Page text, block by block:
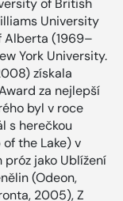
of British
University
Alberta (1969–
York University.
získala
za nejlepší
byl v roce
s herečkou
the Lake) v
jako Ublížení
(Odeon,
2005), Z